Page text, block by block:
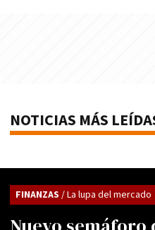
NOTICIAS MÁS
FINANZAS / La lupa del mercado